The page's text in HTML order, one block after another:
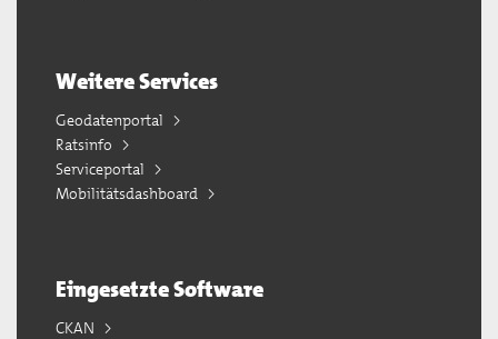
Weitere Services
Geodatenportal
Ratsinfo
Serviceportal
Mobilitätsdashboard
Eingesetzte Software
CKAN